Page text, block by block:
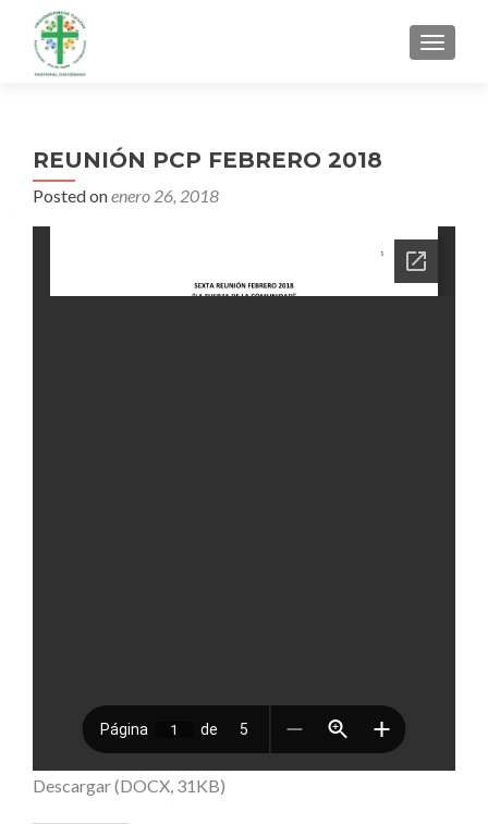
MENU
REUNIÓN PCP FEBRERO 2018
Posted onenero 26, 2018
Descargar (DOCX, 31KB)